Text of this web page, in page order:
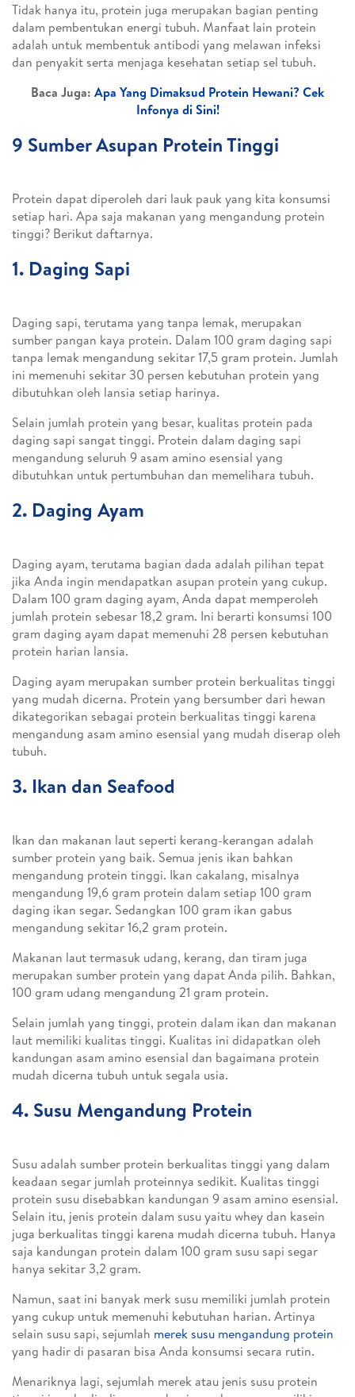
Tidak hanya itu, protein juga merupakan bagian penting
dalam pembentukan energi tubuh. Manfaat lain protein
adalah untuk membentuk antibodi yang melawan infeksi
dan penyakit serta menjaga kesehatan setiap sel tubuh.
Baca Juga: Apa Yang Dimaksud Protein Hewani? Cek
Infonya di Sini!
9 Sumber Asupan Protein Tinggi
Protein dapat diperoleh dari lauk pauk yang kita konsumsi
setiap hari. Apa saja makanan yang mengandung protein
tinggi? Berikut daftarnya.
1. Daging Sapi
Daging sapi, terutama yang tanpa lemak, merupakan
sumber pangan kaya protein. Dalam 100 gram daging sapi
tanpa lemak mengandung sekitar 17,5 gram protein. Jumlah
ini memenuhi sekitar 30 persen kebutuhan protein yang
dibutuhkan oleh lansia setiap harinya.
Selain jumlah protein yang besar, kualitas protein pada
daging sapi sangat tinggi. Protein dalam daging sapi
mengandung seluruh 9 asam amino esensial yang
dibutuhkan untuk pertumbuhan dan memelihara tubuh.
2. Daging Ayam
Daging ayam, terutama bagian dada adalah pilihan tepat
jika Anda ingin mendapatkan asupan protein yang cukup.
Dalam 100 gram daging ayam, Anda dapat memperoleh
jumlah protein sebesar 18,2 gram. Ini berarti konsumsi 100
gram daging ayam dapat memenuhi 28 persen kebutuhan
protein harian lansia.
Daging ayam merupakan sumber protein berkualitas tinggi
yang mudah dicerna. Protein yang bersumber dari hewan
dikategorikan sebagai protein berkualitas tinggi karena
mengandung asam amino esensial yang mudah diserap oleh
tubuh.
3. Ikan dan Seafood
Ikan dan makanan laut seperti kerang-kerangan adalah
sumber protein yang baik. Semua jenis ikan bahkan
mengandung protein tinggi. Ikan cakalang, misalnya
mengandung 19,6 gram protein dalam setiap 100 gram
daging ikan segar. Sedangkan 100 gram ikan gabus
mengandung sekitar 16,2 gram protein.
Makanan laut termasuk udang, kerang, dan tiram juga
merupakan sumber protein yang dapat Anda pilih. Bahkan,
100 gram udang mengandung 21 gram protein.
Selain jumlah yang tinggi, protein dalam ikan dan makanan
laut memiliki kualitas tinggi. Kualitas ini didapatkan oleh
kandungan asam amino esensial dan bagaimana protein
mudah dicerna tubuh untuk segala usia.
4. Susu Mengandung Protein
Susu adalah sumber protein berkualitas tinggi yang dalam
keadaan segar jumlah proteinnya sedikit. Kualitas tinggi
protein susu disebabkan kandungan 9 asam amino esensial.
Selain itu, jenis protein dalam susu yaitu whey dan kasein
juga berkualitas tinggi karena mudah dicerna tubuh. Hanya
saja kandungan protein dalam 100 gram susu sapi segar
hanya sekitar 3,2 gram.
Namun, saat ini banyak merk susu memiliki jumlah protein
yang cukup untuk memenuhi kebutuhan harian. Artinya
selain susu sapi, sejumlah merek susu mengandung protein
yang hadir di pasaran bisa Anda konsumsi secara rutin.
Menariknya lagi, sejumlah merek atau jenis susu protein